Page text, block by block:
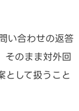
い合わせの返答
そのまま対外回
として扱うこと